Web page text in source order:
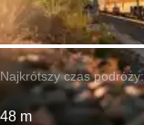
Najkrótszy czas podróży:
48 m